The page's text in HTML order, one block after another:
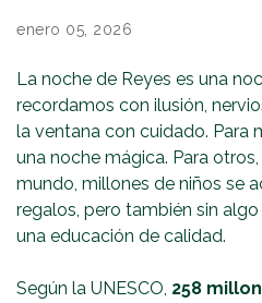
enero 05, 2026
La noche de Reyes es una
recordamos con ilusión,
la ventana con cuidado. Para
una noche mágica. Para
mundo, millones de niños se
regalos, pero también sin
una educación de calidad.
Según la UNESCO, 258